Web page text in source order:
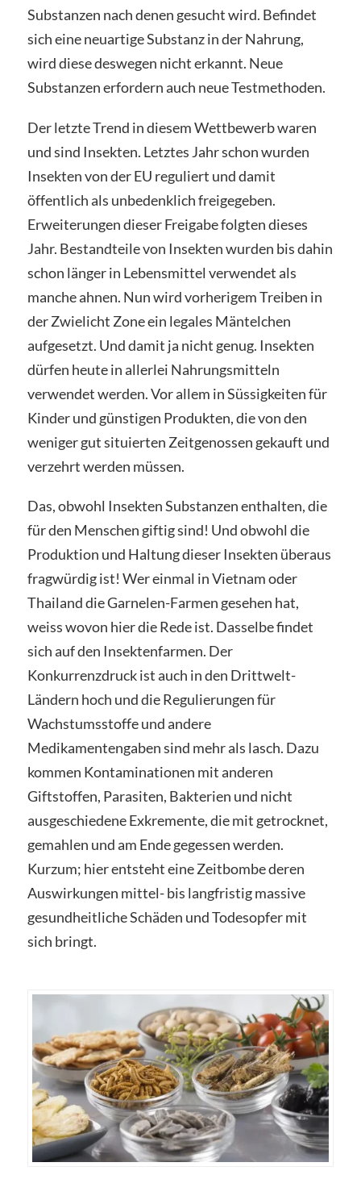
Substanzen nach denen gesucht wird. Befindet
sich eine neuartige Substanz in der Nahrung,
wird diese deswegen nicht erkannt. Neue
Substanzen erfordern auch neue Testmethoden.
Der letzte Trend in diesem Wettbewerb waren
und sind Insekten. Letztes Jahr schon wurden
Insekten von der EU reguliert und damit
öffentlich als unbedenklich freigegeben.
Erweiterungen dieser Freigabe folgten dieses
Jahr. Bestandteile von Insekten wurden bis dahin
schon länger in Lebensmittel verwendet als
manche ahnen. Nun wird vorherigem Treiben in
der Zwielicht Zone ein legales Mäntelchen
aufgesetzt. Und damit ja nicht genug. Insekten
dürfen heute in allerlei Nahrungsmitteln
verwendet werden. Vor allem in Süssigkeiten für
Kinder und günstigen Produkten, die von den
weniger gut situierten Zeitgenossen gekauft und
verzehrt werden müssen.
Das, obwohl Insekten Substanzen enthalten, die
für den Menschen giftig sind! Und obwohl die
Produktion und Haltung dieser Insekten überaus
fragwürdig ist! Wer einmal in Vietnam oder
Thailand die Garnelen-Farmen gesehen hat,
weiss wovon hier die Rede ist. Dasselbe findet
sich auf den Insektenfarmen. Der
Konkurrenzdruck ist auch in den Drittwelt-
Ländern hoch und die Regulierungen für
Wachstumsstoffe und andere
Medikamentengaben sind mehr als lasch. Dazu
kommen Kontaminationen mit anderen
Giftstoffen, Parasiten, Bakterien und nicht
ausgeschiedene Exkremente, die mit getrocknet,
gemahlen und am Ende gegessen werden.
Kurzum; hier entsteht eine Zeitbombe deren
Auswirkungen mittel- bis langfristig massive
gesundheitliche Schäden und Todesopfer mit
sich bringt.